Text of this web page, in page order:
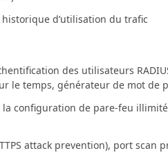
d’utilisation du trafic
des utilisateurs
le temps, générateur de mot de
configuration de pare-feu illimitée
attack prevention), port scan